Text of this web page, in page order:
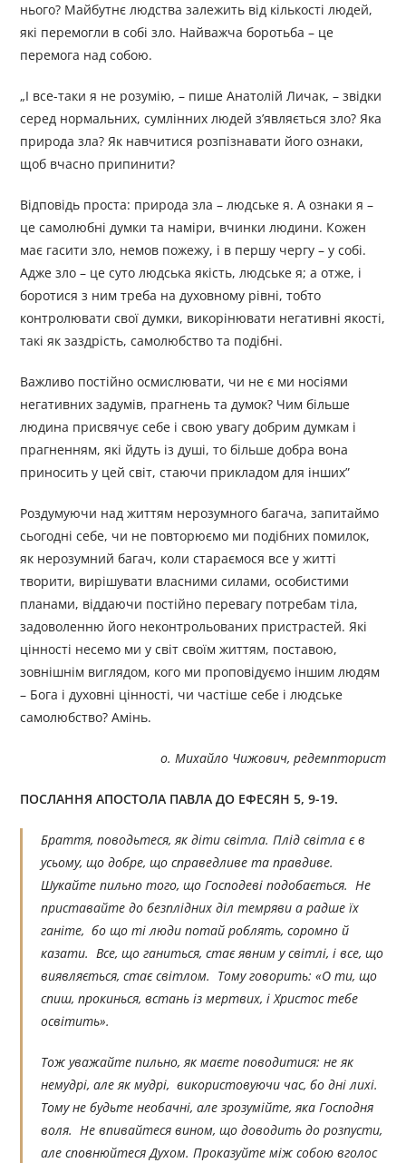
нього? Майбутнє людства залежить від кількості людей,
які перемогли в собі зло. Найважча боротьба – це
перемога над собою.
„І все-таки я не розумію, – пише Анатолій Личак, – звідки
серед нормальних, сумлінних людей з’являється зло? Яка
природа зла? Як навчитися розпізнавати його ознаки,
щоб вчасно припинити?
Відповідь проста: природа зла – людське я. А ознаки я –
це самолюбні думки та наміри, вчинки людини. Кожен
має гасити зло, немов пожежу, і в першу чергу – у собі.
Адже зло – це суто людська якість, людське я; а отже, і
боротися з ним треба на духовному рівні, тобто
контролювати свої думки, викорінювати негативні якості,
такі як заздрість, самолюбство та подібні.
Важливо постійно осмислювати, чи не є ми носіями
негативних задумів, прагнень та думок? Чим більше
людина присвячує себе і свою увагу добрим думкам і
прагненням, які йдуть із душі, то більше добра вона
приносить у цей світ, стаючи прикладом для інших”
Роздумуючи над життям нерозумного багача, запитаймо
сьогодні себе, чи не повторюємо ми подібних помилок,
як нерозумний багач, коли стараємося все у житті
творити, вирішувати власними силами, особистими
планами, віддаючи постійно перевагу потребам тіла,
задоволенню його неконтрольованих пристрастей. Які
цінності несемо ми у світ своїм життям, поставою,
зовнішнім виглядом, кого ми проповідуємо іншим людям
– Бога і духовні цінності, чи частіше себе і людське
самолюбство? Амінь.
о. Михайло Чижович, редемпторист
ПОСЛАННЯ АПОСТОЛА ПАВЛА ДО ЕФЕСЯН 5, 9-19.
Браття, поводьтеся, як діти світла. Плід світла є в
усьому, що добре, що справедливе та правдиве.
Шукайте пильно того, що Господеві подобається. Не
приставайте до безплідних діл темряви а радше їх
ганіте, бо що ті люди потай роблять, соромно й
казати. Все, що ганиться, стає явним у світлі, і все, що
виявляється, стає світлом. Тому говорить: «О ти, що
спиш, прокинься, встань із мертвих, і Христос тебе
освітить».
Тож уважайте пильно, як маєте поводитися: не як
немудрі, але як мудрі, використовуючи час, бо дні лихі.
Тому не будьте необачні, але зрозумійте, яка Господня
воля. Не впивайтеся вином, що доводить до розпусти,
але сповнюйтеся Духом. Проказуйте між собою вголос